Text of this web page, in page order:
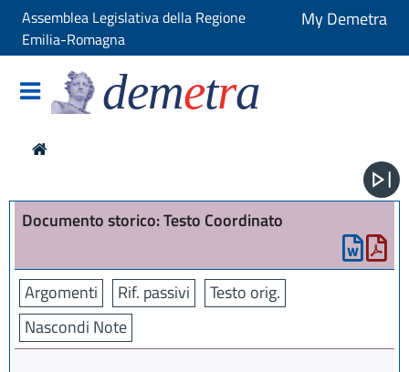
Assemblea Legislativa della Regione
Emilia-Romagna
My Demetra
demetra
Documento storico: Testo Coordinato
Argomenti Rif. passivi
Testo orig.
Nascondi Note